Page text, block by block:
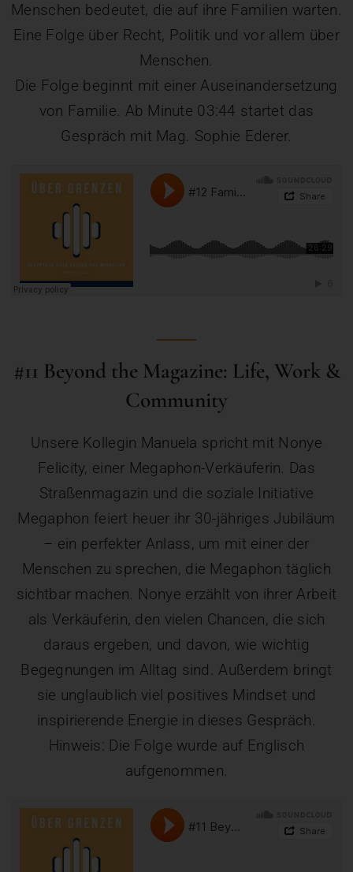
Menschen bedeutet, die auf ihre Familien warten.
Eine Folge über Recht, Politik und vor allem über
Menschen.
Die Folge beginnt mit einer Auseinandersetzung
von Familie. Ab Minute 03:44 startet das
Gespräch mit Mag. Sophie Ederer.
#11 Beyond the Magazine: Life, Work &
Community
Unsere Kollegin Manuela spricht mit Nonye
Felicity, einer Megaphon-Verkäuferin. Das
Straßenmagazin und die soziale Initiative
Megaphon feiert heuer ihr 30-jähriges Jubiläum
– ein perfekter Anlass, um mit einer der
Menschen zu sprechen, die Megaphon täglich
sichtbar machen. Nonye erzählt von ihrer Arbeit
als Verkäuferin, den vielen Chancen, die sich
daraus ergeben, und davon, wie wichtig
Begegnungen im Alltag sind. Außerdem bringt
sie unglaublich viel positives Mindset und
inspirierende Energie in dieses Gespräch.
Hinweis: Die Folge wurde auf Englisch
aufgenommen.